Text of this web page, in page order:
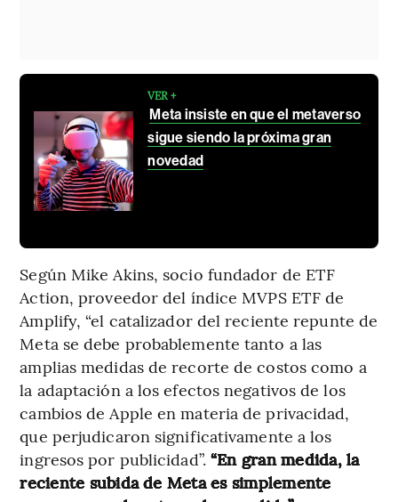
VER +
Meta insiste en que el metaverso
sigue siendo la próxima gran
novedad
Según Mike Akins, socio fundador de ETF
Action, proveedor del índice MVPS ETF de
Amplify, “el catalizador del reciente repunte de
Meta se debe probablemente tanto a las
amplias medidas de recorte de costos como a
la adaptación a los efectos negativos de los
cambios de Apple en materia de privacidad,
que perjudicaron significativamente a los
ingresos por publicidad”. “En gran medida, la
reciente subida de Meta es simplemente